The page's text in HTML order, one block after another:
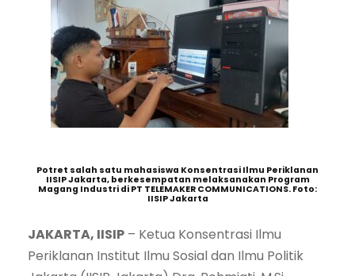
Potret salah satu mahasiswa Konsentrasi Ilmu Periklanan
IISIP Jakarta, berkesempatan melaksanakan Program
Magang Industri di PT TELEMAKER COMMUNICATIONS. Foto:
IISIP Jakarta
JAKARTA, IISIP – Ketua Konsentrasi Ilmu
Periklanan Institut Ilmu Sosial dan Ilmu Politik